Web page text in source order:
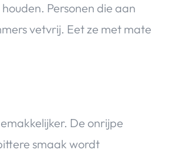
Personen die aan
vetvrij. Eet ze met mate
De onrijpe
smaak wordt